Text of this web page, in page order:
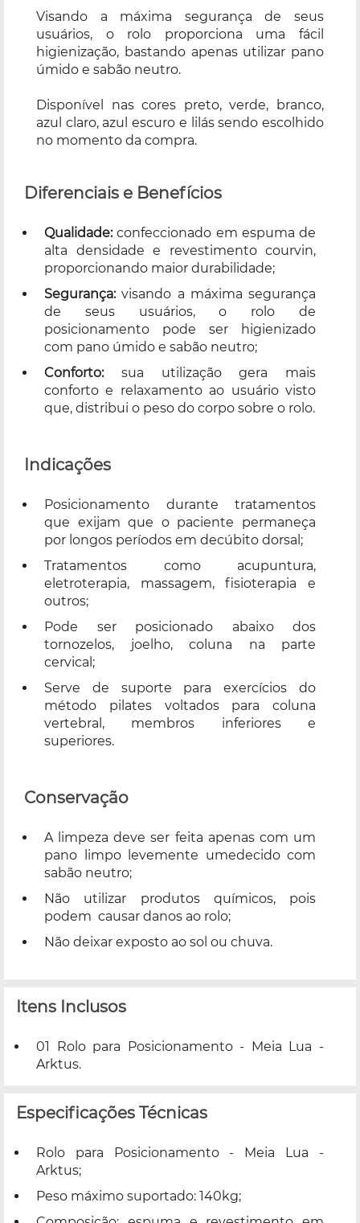
Visando a máxima segurança de seus
usuários, o rolo proporciona uma fácil
higienização, bastando apenas utilizar pano
úmido e sabão neutro.
Disponível nas cores preto, verde, branco,
azul claro, azul escuro e lilás sendo escolhido
no momento da compra.
Diferenciais e Benefícios
Qualidade:confeccionado em espuma de
alta densidade e revestimento courvin,
proporcionando maior durabilidade;
Segurança:visando a máxima segurança
de seus usuários, o rolo de
posicionamento pode ser higienizado
com pano úmido e sabão neutro;
Conforto:sua utilização gera mais
conforto e relaxamento ao usuário visto
que, distribui o peso do corpo sobre o rolo.
Indicações
Posicionamento durante tratamentos
que exijam que o paciente permaneça
por longos períodos em decúbito dorsal;
Tratamentos como acupuntura,
eletroterapia, massagem, fisioterapia e
outros;
Pode ser posicionado abaixo dos
tornozelos, joelho, coluna na parte
cervical;
Serve de suporte para exercícios do
método pilates voltados para coluna
vertebral, membros inferiores e
superiores.
Conservação
A limpeza deve ser feita apenas com um
pano limpo levemente umedecido com
sabão neutro;
Não utilizar produtos químicos, pois
podem causar danos ao rolo;
Não deixar exposto ao sol ou chuva.
Itens Inclusos
01 Rolo para Posicionamento - Meia Lua -
Arktus.
Especificações Técnicas
Rolo para Posicionamento - Meia Lua -
Arktus;
Peso máximo suportado: 140kg;